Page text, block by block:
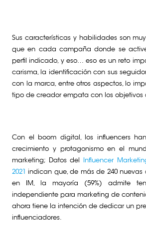
Sus características y habilidades son
que en cada campaña donde se
perfil indicado, y eso… eso es un reto
carisma, la identificación con sus
con la marca, entre otros aspectos, lo
tipo de creador empata con los objetivos
Con el boom digital, los influencers
crecimiento y protagonismo en el
marketing; Datos del
Influencer
2021 indican que, de más de 240
en IM, la mayoría (59%) admite
independiente para marketing de
ahora tiene la intención de dedicar un
influenciadores.